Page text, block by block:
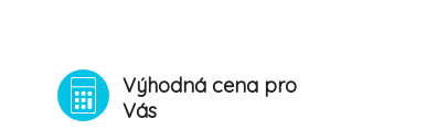
Výhodná cena pro
Vás